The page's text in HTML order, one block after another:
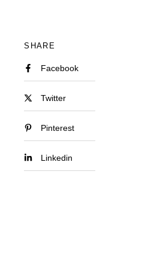
SHARE
Facebook
Twitter
Pinterest
Linkedin